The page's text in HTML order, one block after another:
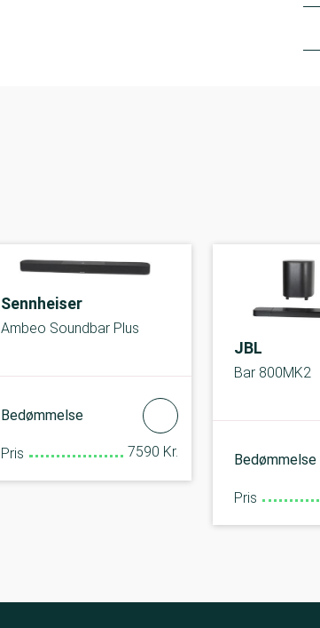
Sennheiser
Ambeo Soundbar Plus
Bedømmelse
Pris 7590 Kr.
JBL
Bar 800MK2
Bedømmelse
Pris